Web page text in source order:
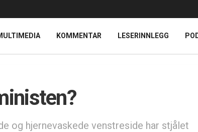
KOMMENTAR LESERINNLEGG
og hjernevaskede venstreside har stjålet